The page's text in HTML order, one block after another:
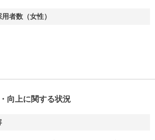
者数（女性）
向上に関する状況